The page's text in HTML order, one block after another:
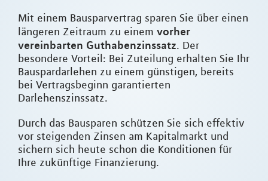
Mit einem Bausparvertrag sparen Sie über einen
längeren Zeitraum zu einem vorher
vereinbarten Guthabenzinssatz. Der
besondere Vorteil: Bei Zuteilung erhalten Sie Ihr
Bauspardarlehen zu einem günstigen, bereits
bei Vertragsbeginn garantierten
Darlehenszinssatz.
Durch das Bausparen schützen Sie sich effektiv
vor steigenden Zinsen am Kapitalmarkt und
sichern sich heute schon die Konditionen für
Ihre zukünftige Finanzierung.